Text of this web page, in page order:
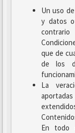
Un uso
y datos
que de
de los
La
En todo